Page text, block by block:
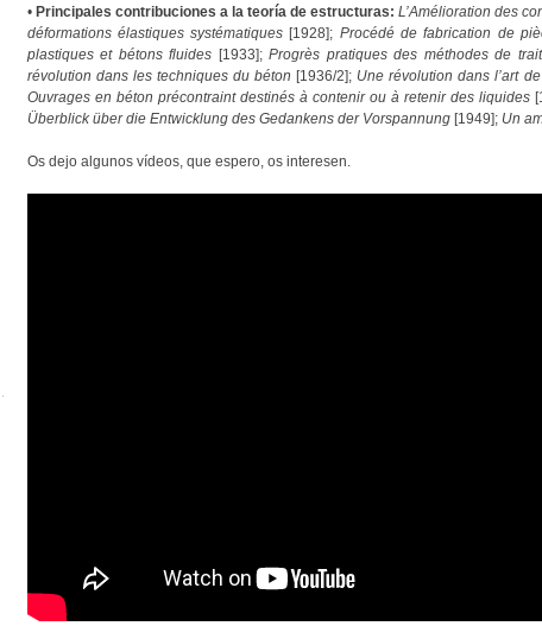
• Principales contribuciones a la teoría de estructuras: L’Amélioration des
déformations élastiques systématiques [1928]; Procédé de fabrication de
plastiques et bétons fluides [1933]; Progrès pratiques des méthodes de
révolution dans les techniques du béton [1936/2]; Une révolution dans l’art
Ouvrages en béton précontraint destinés à contenir ou à retenir des liquides
Überblick über die Entwicklung des Gedankens der Vorspannung[1949]; Un
Os dejo algunos vídeos, que espero, os interesen.